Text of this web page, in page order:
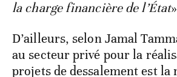
la charge financière de l’État
D’ailleurs, selon Jamal
au secteur privé pour la
projets de dessalement est la